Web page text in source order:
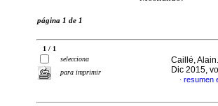
página 1 de 1
1 / 1
selecciona
para imprimir
Caillé,
Dic 2015,
· resumen